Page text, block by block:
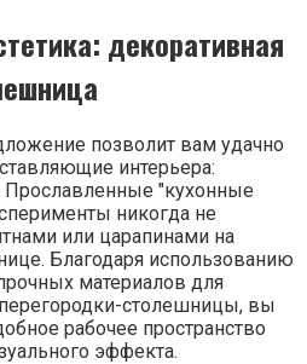
декоративная
позволит вам удачно
интерьера:
Прославленные "кухонные
никогда не
или царапинами на
Благодаря использованию
материалов для
столешницы, вы
рабочее пространство
эффекта.